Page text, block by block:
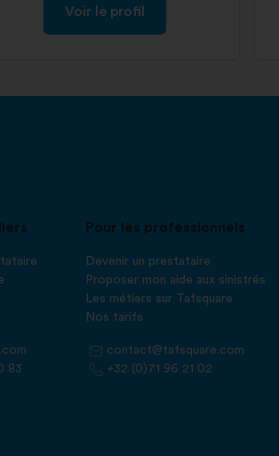
Voir le profil
83
Pour les professionnels
Devenir un prestataire
Proposer mon aide aux sinistrés
Les métiers sur Tafsquare
Nos tarifs
contact@tafsquare.com
+32 (0)71 96 21 02